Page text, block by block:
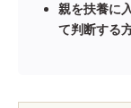
親を扶養に
て判断する